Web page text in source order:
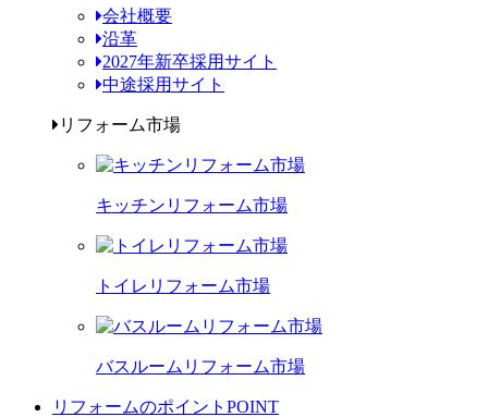
会社概要
沿革
2027年新卒採用サイト
中途採用サイト
リフォーム市場
キッチンリフォーム市場
トイレリフォーム市場
バスルームリフォーム市場
リフォームのポイント POINT